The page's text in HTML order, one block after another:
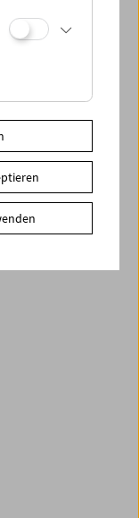
unserer
Hingabe an
Mit Dank